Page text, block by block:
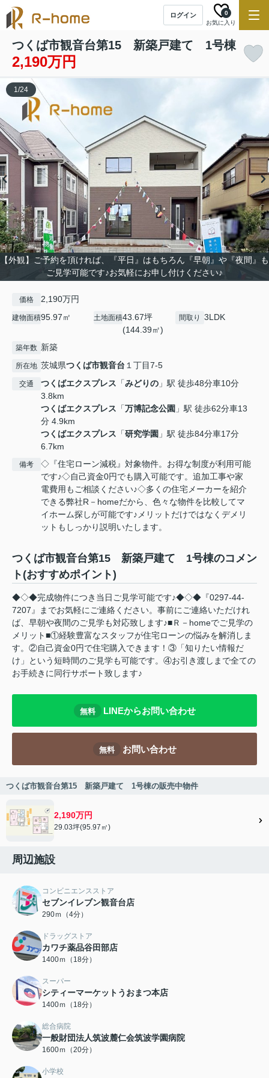
ログイン
お気に入り
0
つくば市観音台第15 新築戸建て 1号棟
2,190万円
【外観】ご予約を頂ければ、『平日』はもちろん『早朝』や『夜間』も
ご見学可能です♪お気軽にお申し付けください♪
1/24
価格 2,190万円
建物面積95.97㎡ 土地面積43.67坪
(144.39㎡)
間取り 3LDK
築年数 新築
所在地 茨城県つくば市観音台 １丁目7-5
交通 つくばエクスプレス 「みどりの 」駅 徒歩48分車10分
3.8km
つくばエクスプレス 「万博記念公園 」駅 徒歩62分車13
分 4.9km
つくばエクスプレス 「研究学園 」駅 徒歩84分車17分
6.7km
備考
◇『住宅ローン減税』対象物件。お得な制度が利用可能
です♪◇自己資金0円でも購入可能です。追加工事や家
電費用もご相談ください♪◇多くの住宅メーカーを紹介
できる弊社R－homeだから、色々な物件を比較してマ
イホーム探しが可能です♪メリットだけではなくデメリ
ットもしっかり説明いたします。
つくば市観音台第15 新築戸建て 1号棟のコメン
ト(おすすめポイント)
◆◇◆完成物件につき当日ご見学可能です♪◆◇◆『0297-44-
7207』までお気軽にご連絡ください。事前にご連絡いただけれ
ば、早朝や夜間のご見学も対応致します♪■Ｒ－homeでご見学の
メリット■①経験豊富なスタッフが住宅ローンの悩みを解消しま
す。②自己資金0円で住宅購入できます！③「知りたい情報だ
け」という短時間のご見学も可能です。④お引き渡しまで全ての
お手続きに同行サポート致します♪
無料 LINEからお問い合わせ
無料 お問い合わせ
つくば市観音台第15 新築戸建て 1号棟の販売中物件
2,190万円
29.03坪(95.97㎡)
周辺施設
コンビニエンスストア
セブンイレブン観音台店
290ｍ（4分）
ドラッグストア
カワチ薬品谷田部店
1400ｍ（18分）
スーパー
シティーマーケットうおまつ本店
1400ｍ（18分）
総合病院
一般財団法人筑波麓仁会筑波学園病院
1600ｍ（20分）
小学校